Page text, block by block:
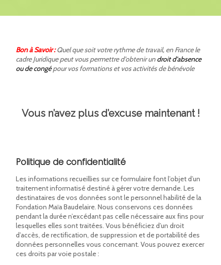
Bon à Savoir :Quel que soit votre rythme de travail, en France le
cadre Juridique peut vous permettre d’obtenir un droit d’absence
ou de congépour vos formations et vos activités de bénévole
Vous n’avez plus d’excuse maintenant !
Politique de confidentialité
Les informations recueillies sur ce formulaire font l’objet d’un
traitement informatisé destiné à gérer votre demande. Les
destinataires de vos données sont le personnel habilité de la
Fondation Maïa Baudelaire. Nous conservons ces données
pendant la durée n’excédant pas celle nécessaire aux fins pour
lesquelles elles sont traitées. Vous bénéficiez d’un droit
d’accès, de rectification, de suppression et de portabilité des
données personnelles vous concernant. Vous pouvez exercer
ces droits par voie postale :